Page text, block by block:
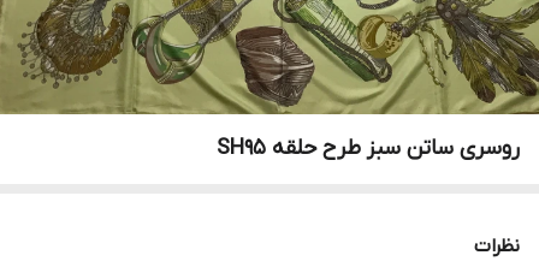
روسری ساتن سبز طرح حلقه SH95
نظرات